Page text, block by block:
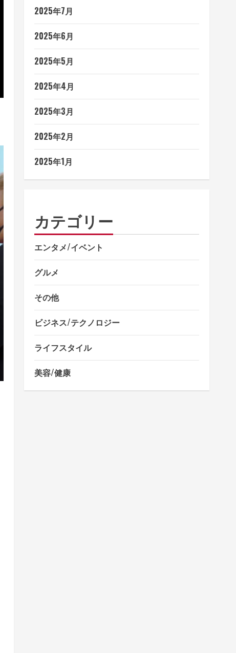
2025年7月
2025年6月
2025年5月
2025年4月
2025年3月
2025年2月
2025年1月
カテゴリー
エンタメ/イベント
グルメ
その他
ビジネス/テクノロジー
ライフスタイル
美容/健康